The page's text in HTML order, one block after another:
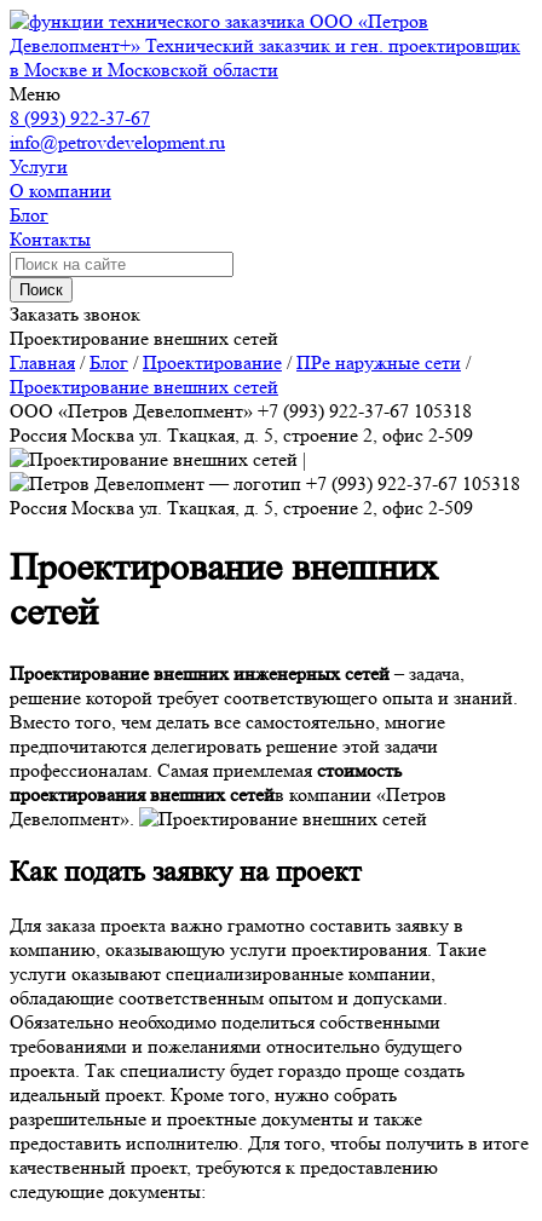
ООО «Петров
Девелопмент+» Технический заказчик и ген. проектировщик
в Москве и Московской области
Меню
8 (993) 922-37-67
info@petrovdevelopment.ru
Услуги
О компании
Блог
Контакты
Поиск
Заказать звонок
Проектирование внешних сетей
Главная /Блог /Проектирование /ПРе наружные сети /
Проектирование внешних сетей
ООО «Петров Девелопмент» +7 (993) 922-37-67 105318
Россия Москва ул. Ткацкая, д. 5, строение 2, офис 2-509
+7 (993) 922-37-67 105318
Россия Москва ул. Ткацкая, д. 5, строение 2, офис 2-509
Проектирование внешних
сетей
Проектирование внешних инженерных сетей– задача,
решение которой требует соответствующего опыта и знаний.
Вместо того, чем делать все самостоятельно, многие
предпочитаются делегировать решение этой задачи
профессионалам. Самая приемлемая стоимость
проектирования внешних сетейв компании «Петров
Девелопмент».
Как подать заявку на проект
Для заказа проекта важно грамотно составить заявку в
компанию, оказывающую услуги проектирования. Такие
услуги оказывают специализированные компании,
обладающие соответственным опытом и допусками.
Обязательно необходимо поделиться собственными
требованиями и пожеланиями относительно будущего
проекта. Так специалисту будет гораздо проще создать
идеальный проект. Кроме того, нужно собрать
разрешительные и проектные документы и также
предоставить исполнителю. Для того, чтобы получить в итоге
качественный проект, требуются к предоставлению
следующие документы: